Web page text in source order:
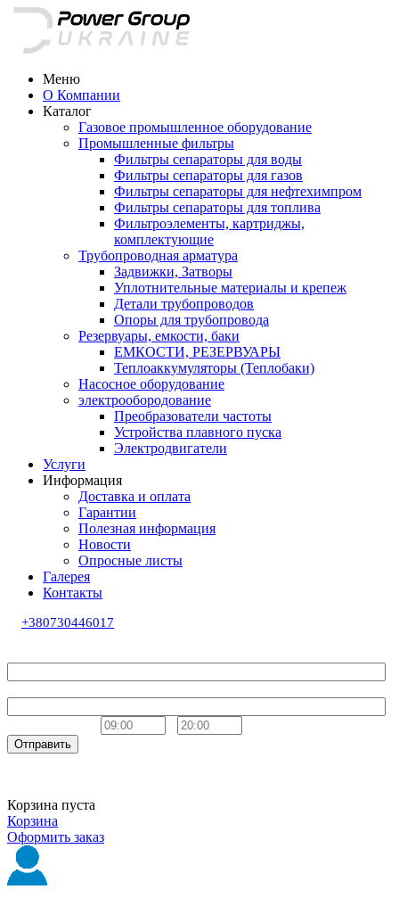
Меню
О Компании
Каталог
Газовое промышленное оборудование
Промышленные фильтры
Фильтры сепараторы для воды
Фильтры сепараторы для газов
Фильтры сепараторы для нефтехимпром
Фильтры сепараторы для топлива
Фильтроэлементы, картриджы,
комплектующие
Трубопроводная арматура
Задвижки, Затворы
Уплотнительные материалы и крепеж
Детали трубопроводов
Опоры для трубопровода
Резервуары, емкости, баки
ЕМКОСТИ, РЕЗЕРВУАРЫ
Теплоаккумуляторы (Теплобаки)
Насосное оборудование
электрообородование
Преобразователи частоты
Устройства плавного пуска
Электродвигатели
Услуги
Информация
Доставка и оплата
Гарантии
Полезная информация
Новости
Опросные листы
Галерея
Контакты
+380730446017
Отправить
Корзина пуста
Корзина
Оформить заказ